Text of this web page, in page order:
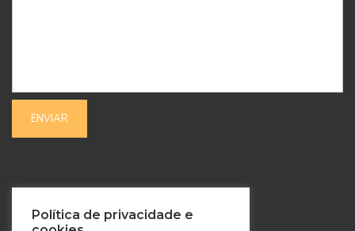
SIGA-NOS
Política de privacidade e